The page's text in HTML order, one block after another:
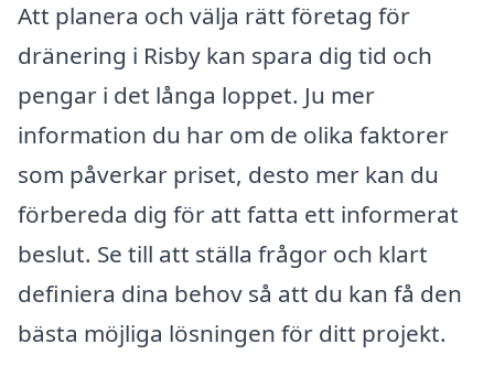
Att planera och välja rätt företag för
dränering i Risby kan spara dig tid och
pengar i det långa loppet. Ju mer
information du har om de olika faktorer
som påverkar priset, desto mer kan du
förbereda dig för att fatta ett informerat
beslut. Se till att ställa frågor och klart
definiera dina behov så att du kan få den
bästa möjliga lösningen för ditt projekt.